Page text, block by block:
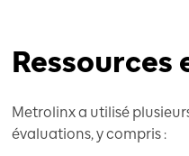
Metrolinx a utilisé
évaluations, y compris :